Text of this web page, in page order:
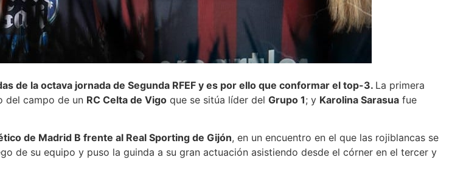
de la octava jornada de Segunda RFEF y es por ello que conformar el top-3. La primera
del campo de un RC Celta de Vigo que se sitúa líder del Grupo 1; y Karolina Sarasua fue
de Madrid B frente al Real Sporting de Gijón, en un encuentro en el que las rojiblancas se
de su equipo y puso la guinda a su gran actuación asistiendo desde el córner en el tercer y